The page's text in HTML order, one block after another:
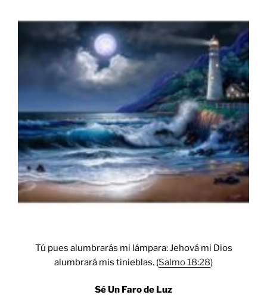
Tú pues alumbrarás mi lámpara: Jehová mi Dios
alumbrará mis tinieblas. (Salmo 18:28)
Sé Un Faro de Luz